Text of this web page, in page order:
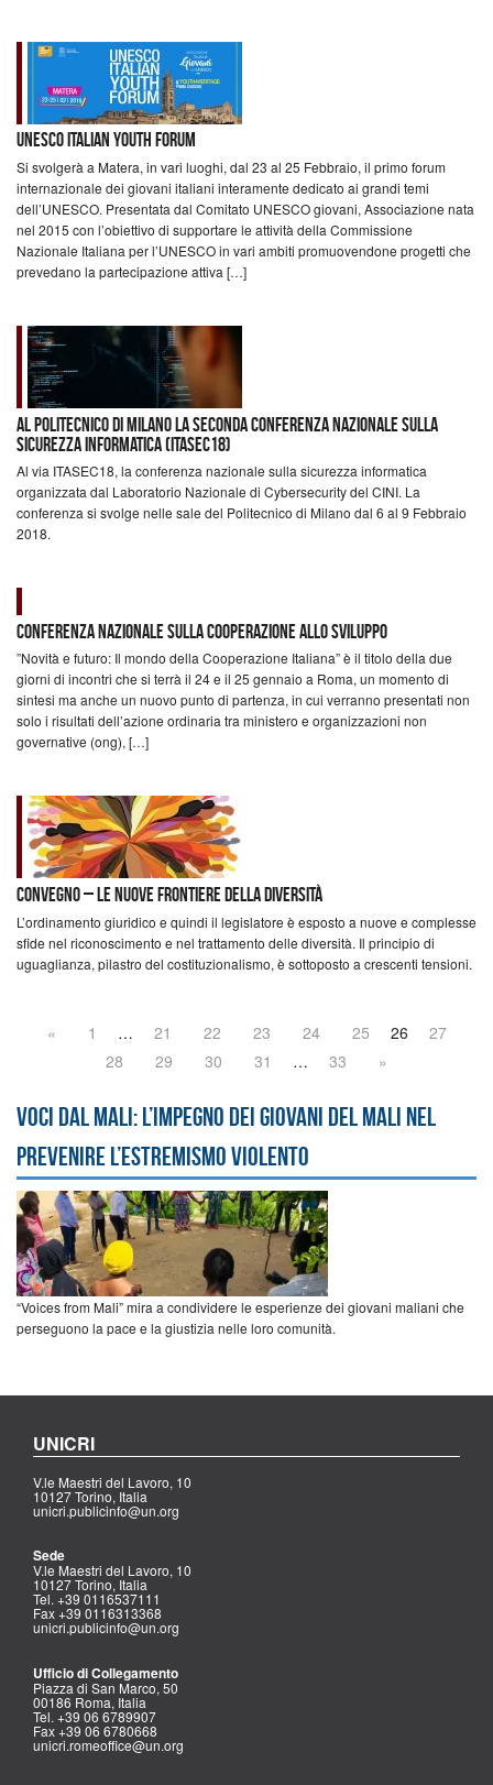
UNESCO ITALIAN YOUTH FORUM
Si svolgerà a Matera, in vari luoghi, dal 23 al 25 Febbraio, il primo forum
internazionale dei giovani italiani interamente dedicato ai grandi temi
dell’UNESCO. Presentata dal Comitato UNESCO giovani, Associazione nata
nel 2015 con l’obiettivo di supportare le attività della Commissione
Nazionale Italiana per l’UNESCO in vari ambiti promuovendone progetti che
prevedano la partecipazione attiva […]
AL POLITECNICO DI MILANO LA SECONDA CONFERENZA NAZIONALE SULLA
SICUREZZA INFORMATICA (ITASEC18)
Al via ITASEC18, la conferenza nazionale sulla sicurezza informatica
organizzata dal Laboratorio Nazionale di Cybersecurity del CINI. La
conferenza si svolge nelle sale del Politecnico di Milano dal 6 al 9 Febbraio
2018.
Conferenza Nazionale sulla Cooperazione allo Sviluppo
”Novità e futuro: Il mondo della Cooperazione Italiana” è il titolo della due
giorni di incontri che si terrà il 24 e il 25 gennaio a Roma, un momento di
sintesi ma anche un nuovo punto di partenza, in cui verranno presentati non
solo i risultati dell’azione ordinaria tra ministero e organizzazioni non
governative (ong), […]
Convegno – Le nuove frontiere della diversità
L’ordinamento giuridico e quindi il legislatore è esposto a nuove e complesse
sfide nel riconoscimento e nel trattamento delle diversità. Il principio di
uguaglianza, pilastro del costituzionalismo, è sottoposto a crescenti tensioni.
« 1 … 21 22 23 24 25 26
27
28
29 30 31 … 33 »
Voci dal Mali: l’impegno dei giovani del Mali nel
prevenire l’estremismo violento
“Voices from Mali” mira a condividere le esperienze dei giovani maliani che
perseguono la pace e la giustizia nelle loro comunità.
UNICRI
V.le Maestri del Lavoro, 10
10127 Torino, Italia
unicri.publicinfo@un.org
Sede
V.le Maestri del Lavoro, 10
10127 Torino, Italia
Tel. +39 0116537111
Fax +39 0116313368
unicri.publicinfo@un.org
Ufficio di Collegamento
Piazza di San Marco, 50
00186 Roma, Italia
Tel. +39 06 6789907
Fax +39 06 6780668
unicri.romeoffice@un.org